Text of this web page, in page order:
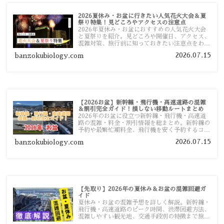
2026夏休み・お盆に行きたい人気花火大会＆夏
祭り特集！見どころやアクセスの注意点
2026年夏休み・お盆におすすめの人気花火大会
と夏祭りを紹介。見どころや開催日、アクセス、
混雑対策、旅行前に知っておきたい注意点をわか
banzokubiology.com 2026.07.15
【2026お盆】新幹線・飛行機・高速道路の混雑
＆割引完全ガイド！損しない移動ルートまとめ
2026年のお盆に役立つ新幹線・飛行機・高速道
路の混雑・料金・割引情報を総まとめ。新幹線の
予約や最繁忙期料金、飛行機を安く予約するコ
い移動方法を分かりやすく解説します。
banzokubiology.com 2026.07.15
【先取り】2026年の夏休み＆お盆の混雑回避ガ
イド
夏休み・お盆の混雑予想を詳しく解説。新幹線・
飛行機・高速道路のピーク時間、渋滞回避方法、
混雑しやすい観光地、交通手段別の特徴まで旅行